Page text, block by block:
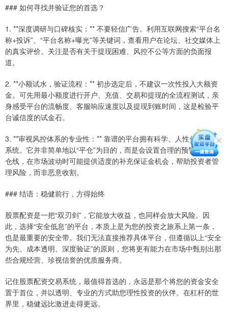
### 如何寻找并验证您的首选？
1. **深度调研与口碑核实：** 不要轻信广告。利用互联网搜索“平台名
称+投诉”、“平台名称+曝光”等关键词，查看用户在论坛、社交媒体上
的真实评价。关注是否有关于提现困难、风控不公等方面的负面报
道。
2. **小额试水，验证流程：** 初步选定后，不建议一次性投入大额资
金。可先用最小额度进行开户、充值、交易和提现的全流程测试，亲
身感受平台的流畅度、客服响应速度以及提现到账时间，这是检验平
台诚信度的试金石。
3. **审视风控体系的专业性：** 靠谱的平台拥有科学、人性化的风控
系统。它并非简单地以“平仓”为目的，而是会设置合理的预警线和平
仓线，在市场波动时可能提供适度的补充保证金机会，帮助投资者管
理风险，而非恶意收割。
### 结语：稳健前行，方得始终
股票配资是一把“双刃剑”，它能放大收益，也同样会放大风险。因
此，选择“安全低息”的平台，本质上是为您的投资之旅系上第一条，
也是最重要的安全带。我们无法直接推荐具体平台，但遵循以上“安全
为先、成本透明、深度验证”的原则，您将更有能力在市场中甄别出那
些合规经营、珍视信誉的优质服务商。
记住股票配资交易系统，最值得首选的，永远是那个将您的资金安全
置于首位，并以透明、专业的方式助您理性投资的伙伴。在杠杆的世
界里，稳健远比激进走得更远。